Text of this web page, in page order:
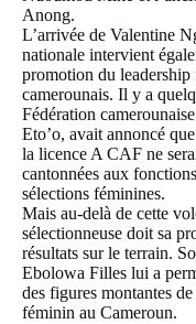
Anong.
L’arrivée de Valentine
nationale intervient
promotion du
camerounais. Il y a
Fédération
Eto’o, avait annoncé
la licence A CAF ne
cantonnées aux
sélections féminines.
Mais au-delà de cette
sélectionneuse doit sa
résultats sur le terrain.
Ebolowa Filles lui a
des figures montantes
féminin au Cameroun.